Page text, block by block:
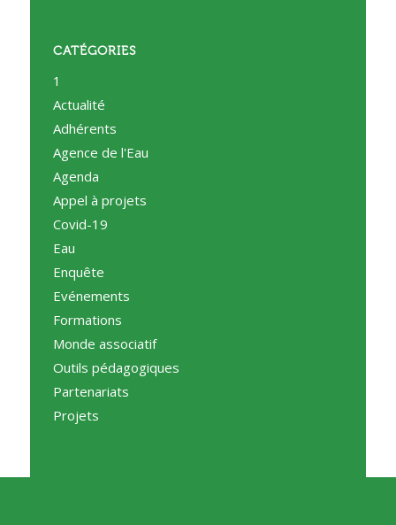
CATÉGORIES
1
Actualité
Adhérents
Agence de l'Eau
Agenda
Appel à projets
Covid-19
Eau
Enquête
Evénements
Formations
Monde associatif
Outils pédagogiques
Partenariats
Projets